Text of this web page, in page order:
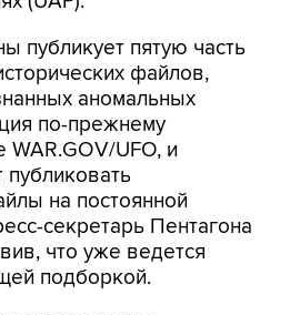
аномальных
по-прежнему
UFO, и
публиковать
на постоянной
секретарь Пентагона
что уже ведется
подборкой.
в